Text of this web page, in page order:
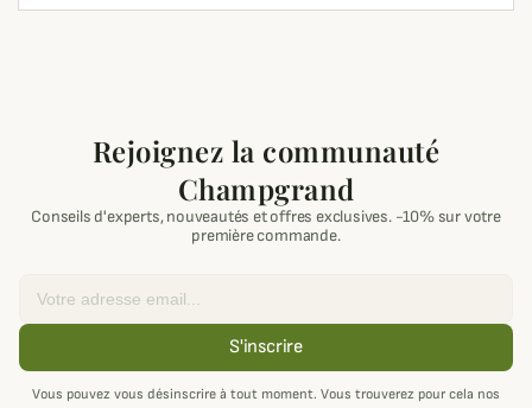
Rejoignez la communauté
Champgrand
Conseils d'experts, nouveautés et offres exclusives. -10% sur votre
première commande.
S'inscrire
Vous pouvez vous désinscrire à tout moment. Vous trouverez pour cela nos